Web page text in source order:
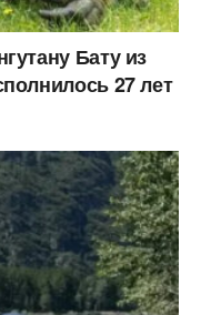
Бату из
27 лет